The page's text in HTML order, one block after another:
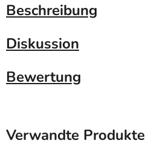
Beschreibung
Diskussion
Bewertung
Verwandte Produkte